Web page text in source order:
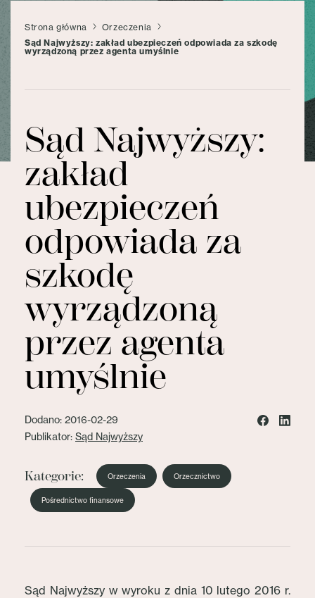
Strona główna
Orzeczenia
Sąd Najwyższy: zakład ubezpieczeń odpowiada za szkodę
wyrządzoną przez agenta umyślnie
Sąd Najwyższy:
zakład
ubezpieczeń
odpowiada za
szkodę
wyrządzoną
przez agenta
umyślnie
Dodano: 2016-02-29
Publikator: Sąd Najwyższy
Kategorie: Orzeczenia Orzecznictwo
Pośrednictwo finansowe
Sąd Najwyższy w wyroku z dnia 10 lutego 2016 r.